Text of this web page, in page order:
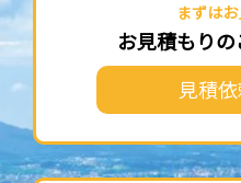
まずはお
お見積もり
見積